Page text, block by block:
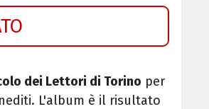
dei Lettori di Torino per
L'album è il risultato